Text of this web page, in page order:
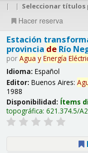
| | Seleccionar títulos
Hacer reserva
Estación
provincia deRío
por Agua y Energía
Idioma: Español
Editor: Buenos Aires:
1988
Disponibilidad: Ítems
topográfica: 621.374.5/